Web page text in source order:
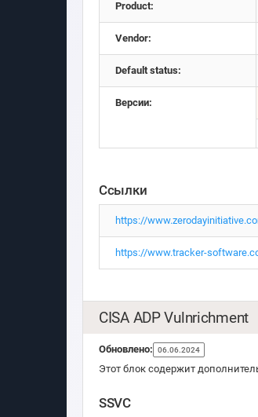
Product:
Vendor:
Default status:
Версии:
Ссылки
https://
https://www.tracker-
CISA ADP Vulnrichment
Обновлено: 06.06.2024
Этот блок содержит
SSVC